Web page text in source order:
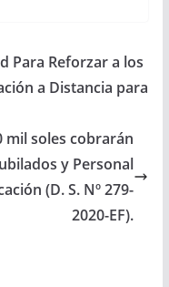
Para Reforzar a los
a Distancia para
mil soles cobrarán
y Personal
(D. S. Nº 279-
2020-EF).